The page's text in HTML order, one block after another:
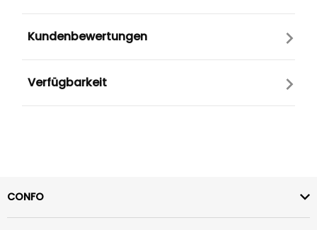
Kundenbewertungen
Verfügbarkeit
CONFO